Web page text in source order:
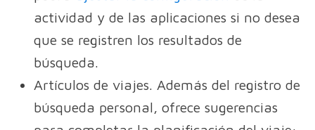
actividad y de las aplicaciones si no desea
que se registren los resultados de
búsqueda.
Artículos de viajes. Además del registro de
búsqueda personal, ofrece sugerencias